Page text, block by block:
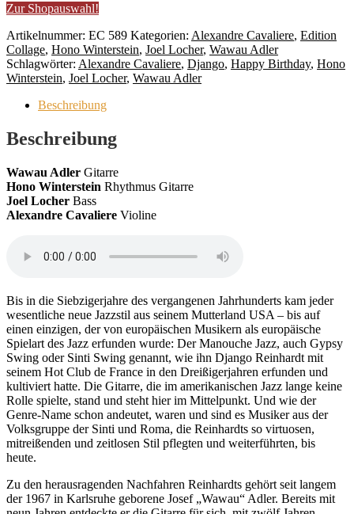
Zur Shopauswahl!
Artikelnummer: EC 589 Kategorien: Alexandre Cavaliere, Edition
Collage, Hono Winterstein, Joel Locher, Wawau Adler
Schlagwörter: Alexandre Cavaliere, Django, Happy Birthday, Hono
Winterstein, Joel Locher, Wawau Adler
Beschreibung
Beschreibung
Wawau Adler Gitarre
Hono Winterstein Rhythmus Gitarre
Joel Locher Bass
Alexandre Cavaliere Violine
Bis in die Siebzigerjahre des vergangenen Jahrhunderts kam jeder
wesentliche neue Jazzstil aus seinem Mutterland USA – bis auf
einen einzigen, der von europäischen Musikern als europäische
Spielart des Jazz erfunden wurde: Der Manouche Jazz, auch Gypsy
Swing oder Sinti Swing genannt, wie ihn Django Reinhardt mit
seinem Hot Club de France in den Dreißigerjahren erfunden und
kultiviert hatte. Die Gitarre, die im amerikanischen Jazz lange keine
Rolle spielte, stand und steht hier im Mittelpunkt. Und wie der
Genre-Name schon andeutet, waren und sind es Musiker aus der
Volksgruppe der Sinti und Roma, die Reinhardts so virtuosen,
mitreißenden und zeitlosen Stil pflegten und weiterführten, bis
heute.
Zu den herausragenden Nachfahren Reinhardts gehört seit langem
der 1967 in Karlsruhe geborene Josef „Wawau“ Adler. Bereits mit